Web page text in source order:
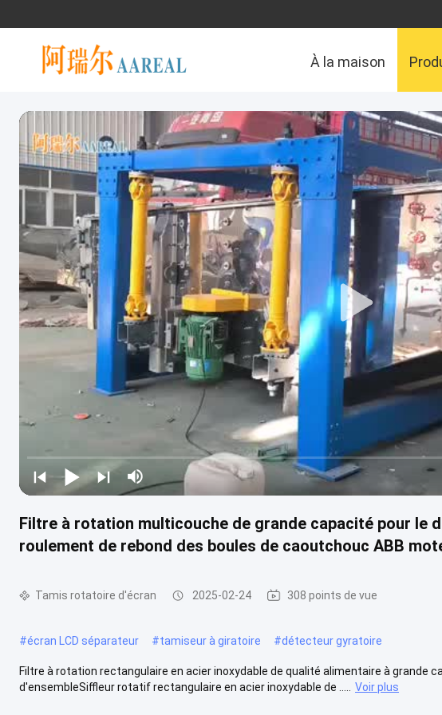
À la maison
Filtre à rotation multicouche de grande capacité pour le
roulement de rebond des boules de caoutchouc ABB
Tamis rotatoire d'écran 2025-02-24 308 points de vue
#écran LCD séparateur #tamiseur à giratoire #détecteur gyratoire
Filtre à rotation rectangulaire en acier inoxydable de qualité alimentaire à grande
d'ensembleSiffleur rotatif rectangulaire en acier inoxydable de .....
Voir plus